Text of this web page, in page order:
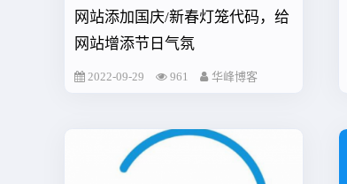
网站添加国庆/新春灯笼代码，给
网站增添节日气氛
2022-09-29 961 华峰博客